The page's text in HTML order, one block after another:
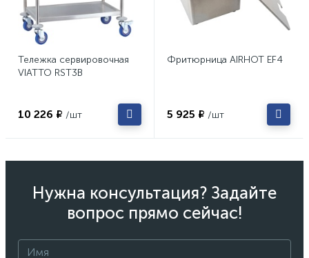
Тележка сервировочная
VIATTO RST3B
10 226 ₽ /шт
Фритюрница AIRHOT EF4
5 925 ₽ /шт
Нужна консультация? Задайте
вопрос прямо сейчас!